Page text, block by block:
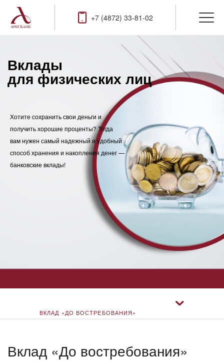
+7 (4872) 33-81-02
Вклады
для физических лиц
Хотите сохранить свои деньги и
получить хорошие проценты? Тогда
вам нужен самый надежный и удобный
способ хранения и накопления денег —
банковские вклады!
ВКЛАД «ДО ВОСТРЕБОВАНИЯ»
Вклад «До востребования»